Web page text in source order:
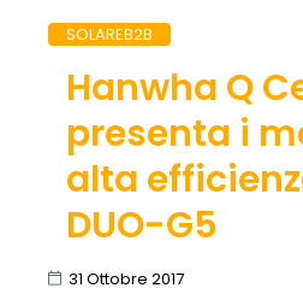
SOLAREB2B
Hanwha Q
presenta i
alta
DUO-G5
31 Ottobre 2017